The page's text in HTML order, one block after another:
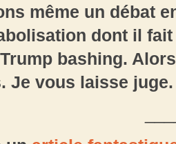
même un débat
dont il
bashing.
Je vous laisse juge.